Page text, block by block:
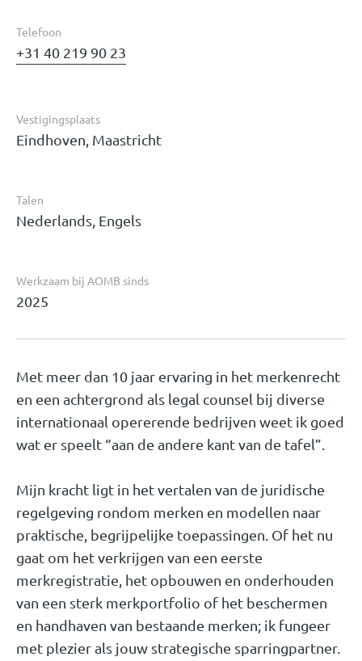
Telefoon
+31 40 219 90 23
Vestigingsplaats
Eindhoven, Maastricht
Talen
Nederlands, Engels
Werkzaam bij AOMB sinds
2025
Met meer dan 10 jaar ervaring in het merkenrecht
en een achtergrond als legal counsel bij diverse
internationaal opererende bedrijven weet ik goed
wat er speelt “aan de andere kant van de tafel”.
Mijn kracht ligt in het vertalen van de juridische
regelgeving rondom merken en modellen naar
praktische, begrijpelijke toepassingen. Of het nu
gaat om het verkrijgen van een eerste
merkregistratie, het opbouwen en onderhouden
van een sterk merkportfolio of het beschermen
en handhaven van bestaande merken; ik fungeer
met plezier als jouw strategische sparringpartner.